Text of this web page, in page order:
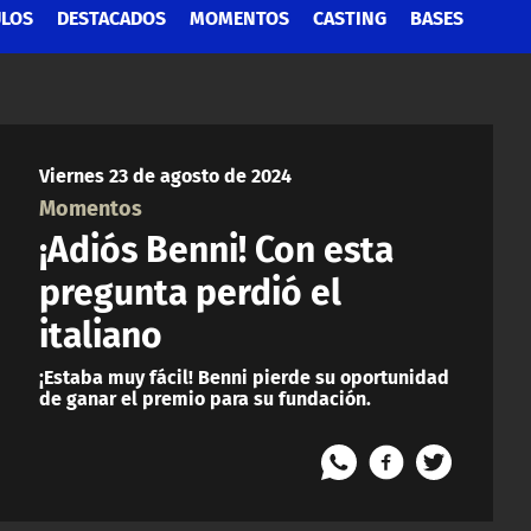
DESTACADOS MOMENTOS CASTING BASES
Viernes 23 de agosto de 2024
Momentos
¡Adiós Benni! Con esta
pregunta perdió el
italiano
¡Estaba muy fácil! Benni pierde su oportunidad
de ganar el premio para su fundación.